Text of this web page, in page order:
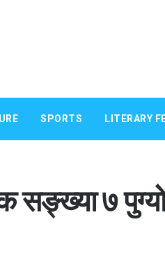
SPORTS LITERARY
सङ्ख्या ७